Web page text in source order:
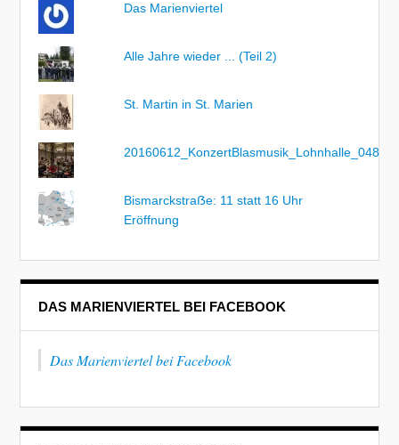
Das Marienviertel
Alle Jahre wieder ... (Teil 2)
St. Martin in St. Marien
20160612_KonzertBlasmusik_Lohnhalle_048
Bismarckstraẞe: 11 statt 16 Uhr
Eröffnung
DAS MARIENVIERTEL BEI FACEBOOK
Das Marienviertel bei Facebook